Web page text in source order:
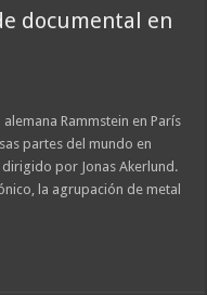
documental en
Rammstein en París
partes del mundo en
por Jonas Akerlund.
la agrupación de metal